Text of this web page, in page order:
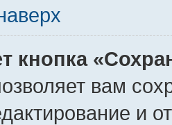
кнопка
вам
и